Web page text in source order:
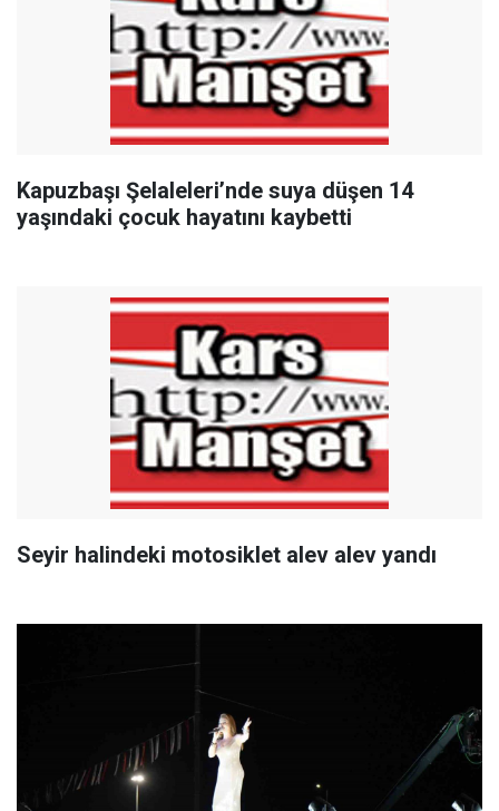
Kapuzbaşı Şelaleleri’nde suya düşen 14
yaşındaki çocuk hayatını kaybetti
Seyir halindeki motosiklet alev alev yandı